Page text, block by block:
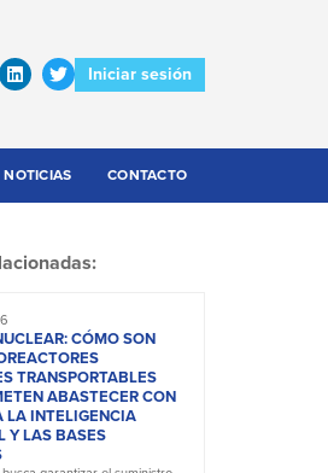
Iniciar sesión
NOTICIAS CONTACTO
CÓMO SON
TRANSPORTABLES
ABASTECER CON
LA INTELIGENCIA
Y LAS BASES